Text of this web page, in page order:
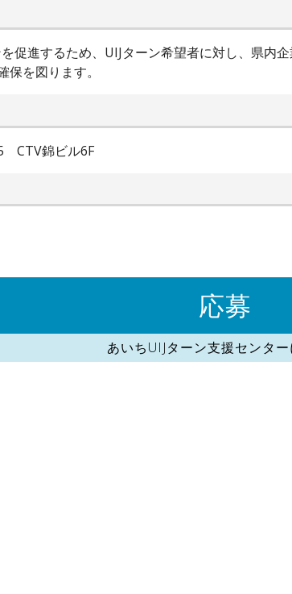
促進するため、UIJターン希望者に対し、県内
を図ります。
CTV錦ビル6F
応募
あいちUIJターン支援センタ